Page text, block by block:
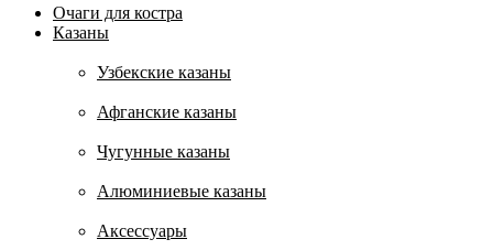
Очаги для костра
Казаны
Узбекские казаны
Афганские казаны
Чугунные казаны
Алюминиевые казаны
Аксессуары